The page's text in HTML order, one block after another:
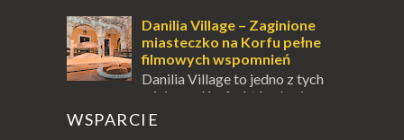
pośrodku Bałtyku? To zawsze brzmi jak
doskonał...
Danilia Village – Zaginione
miasteczko na Korfu pełne
filmowych wspomnień
Danilia Village to jedno z tych
miejsc na Korfu, które kryje w
sobie wiele tajemnic i historii, a przy tym
jest doskonale znane miłośnikom f...
WSPARCIE